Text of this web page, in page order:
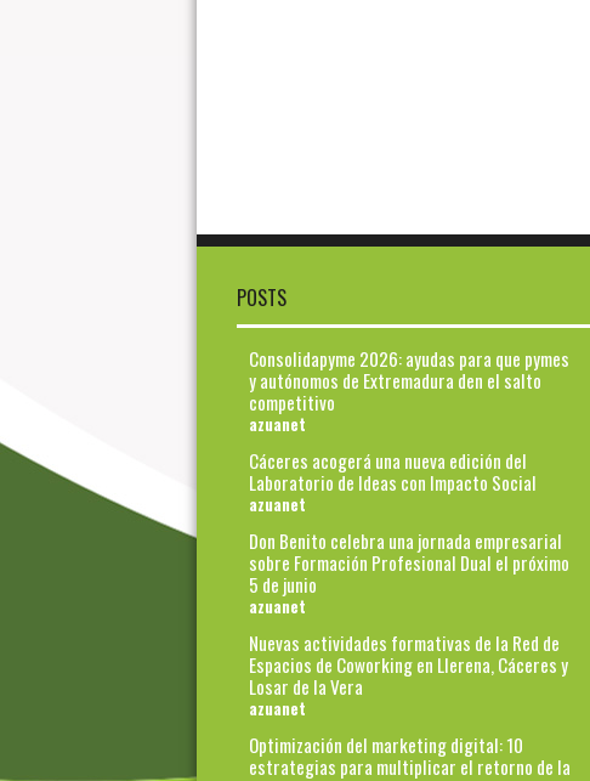
POSTS
Consolidapyme 2026: ayudas para que pymes
y autónomos de Extremadura den el salto
competitivo
azuanet
Cáceres acogerá una nueva edición del
Laboratorio de Ideas con Impacto Social
azuanet
Don Benito celebra una jornada empresarial
sobre Formación Profesional Dual el próximo
5 de junio
azuanet
Nuevas actividades formativas de la Red de
Espacios de Coworking en Llerena, Cáceres y
Losar de la Vera
azuanet
Optimización del marketing digital: 10
estrategias para multiplicar el retorno de la